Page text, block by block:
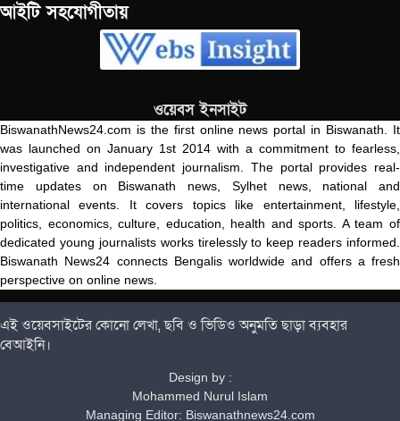
আইটি সহযোগীতায়
ওয়েবস ইনসাইট
BiswanathNews24.com is the first online news portal in Biswanath. It
was launched on January 1st 2014 with a commitment to fearless,
investigative and independent journalism. The portal provides real-
time updates on Biswanath news, Sylhet news, national and
international events. It covers topics like entertainment, lifestyle,
politics, economics, culture, education, health and sports. A team of
dedicated young journalists works tirelessly to keep readers informed.
Biswanath News24 connects Bengalis worldwide and offers a fresh
perspective on online news.
এই ওয়েবসাইটের কোনো লেখা, ছবি ও ভিডিও অনুমতি ছাড়া ব্যবহার
বেআইনি।
Design by :
Mohammed Nurul Islam
Managing Editor: Biswanathnews24.com